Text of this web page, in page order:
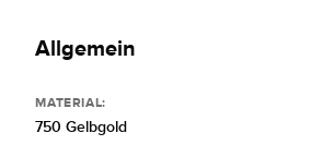
Allgemein
MATERIAL:
750 Gelbgold